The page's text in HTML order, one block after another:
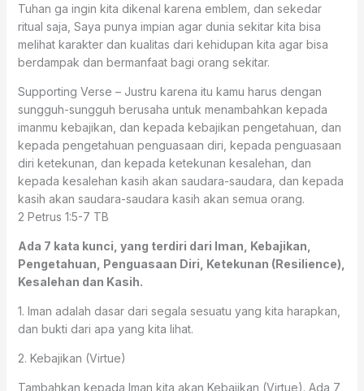
Tuhan ga ingin kita dikenal karena emblem, dan sekedar
ritual saja, Saya punya impian agar dunia sekitar kita bisa
melihat karakter dan kualitas dari kehidupan kita agar bisa
berdampak dan bermanfaat bagi orang sekitar.
Supporting Verse – Justru karena itu kamu harus dengan
sungguh-sungguh berusaha untuk menambahkan kepada
imanmu kebajikan, dan kepada kebajikan pengetahuan, dan
kepada pengetahuan penguasaan diri, kepada penguasaan
diri ketekunan, dan kepada ketekunan kesalehan, dan
kepada kesalehan kasih akan saudara-saudara, dan kepada
kasih akan saudara-saudara kasih akan semua orang.
2 Petrus 1:5-7 TB
Ada 7 kata kunci, yang terdiri dari Iman, Kebajikan,
Pengetahuan, Penguasaan Diri, Ketekunan (Resilience),
Kesalehan dan Kasih.
1. Iman adalah dasar dari segala sesuatu yang kita harapkan,
dan bukti dari apa yang kita lihat.
2. Kebajikan (Virtue)
Tambahkan kepada Iman kita akan Kebajikan (Virtue). Ada 7